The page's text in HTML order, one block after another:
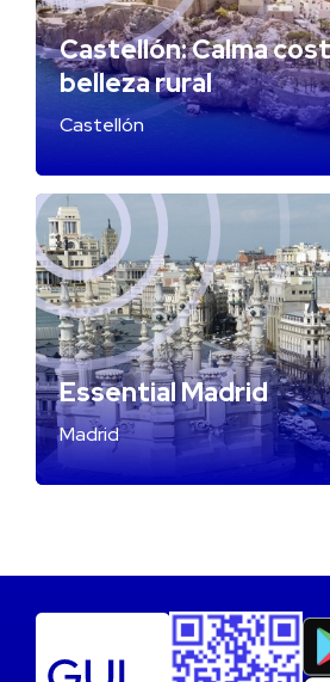
Castellón: Calma
belleza rural
Castellón
Essential Madrid
Madrid